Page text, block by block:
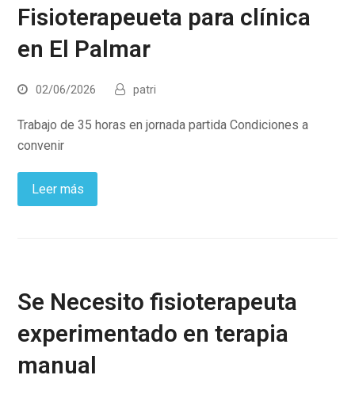
Fisioterapeueta para clínica
en El Palmar
02/06/2026 patri
Trabajo de 35 horas en jornada partida Condiciones a
convenir
Leer más
Se Necesito fisioterapeuta
experimentado en terapia
manual